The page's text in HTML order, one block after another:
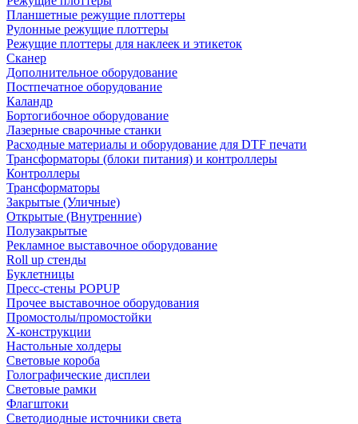
Планшетные режущие плоттеры
Рулонные режущие плоттеры
Режущие плоттеры для наклеек и этикеток
Сканер
Дополнительное оборудование
Постпечатное оборудование
Каландр
Бортогибочное оборудование
Лазерные сварочные станки
Расходные материалы и оборудование для DTF печати
Трансформаторы (блоки питания) и контроллеры
Контроллеры
Трансформаторы
Закрытые (Уличные)
Открытые (Внутренние)
Полузакрытые
Рекламное выставочное оборудование
Roll up стенды
Буклетницы
Пресс-стены POPUP
Прочее выставочное оборудования
Промостолы/промостойки
Х-конструкции
Настольные холдеры
Световые короба
Голографические дисплеи
Световые рамки
Флагштоки
Светодиодные источники света